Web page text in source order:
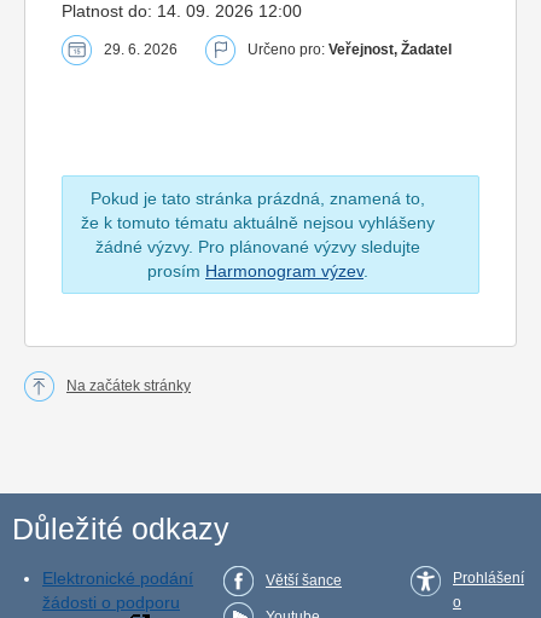
Platnost do: 14. 09. 2026 12:00
29. 6. 2026 Určeno pro: Veřejnost, Žadatel
Pokud je tato stránka prázdná, znamená to,
že k tomuto tématu aktuálně nejsou vyhlášeny
žádné výzvy. Pro plánované výzvy sledujte
prosím Harmonogram výzev.
Na začátek stránky
Důležité odkazy
Elektronické podání
žádosti o podporu
Větší šance
Prohlášení
o